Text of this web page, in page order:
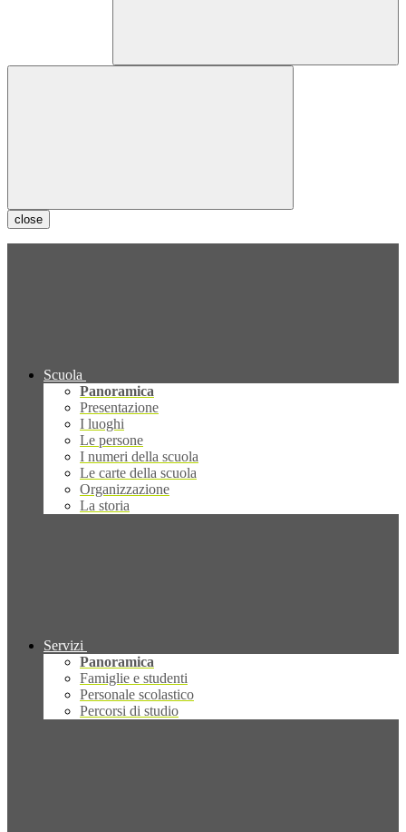
close
Scuola
Panoramica
Presentazione
I luoghi
Le persone
I numeri della scuola
Le carte della scuola
Organizzazione
La storia
Servizi
Panoramica
Famiglie e studenti
Personale scolastico
Percorsi di studio